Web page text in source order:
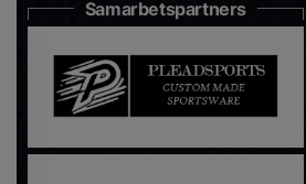
Samarbetspartners